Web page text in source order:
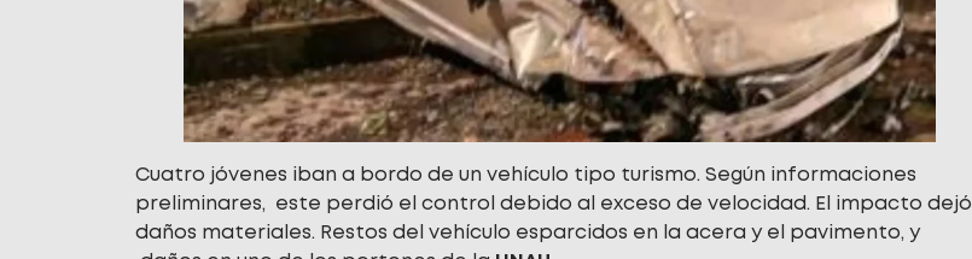
Cuatro jóvenes iban a bordo de un vehículo tipo turismo. Según informaciones
preliminares, este perdió el control debido al exceso de velocidad. El impacto dejó
daños materiales. Restos del vehículo esparcidos en la acera y el pavimento, y